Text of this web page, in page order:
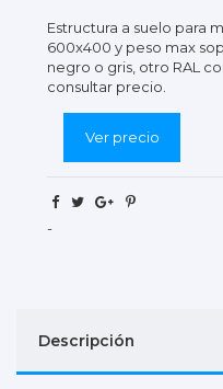
Estructura a suelo para
600x400 y peso max
negro o gris, otro RAL
consultar precio.
Ver precio
-
Descripción